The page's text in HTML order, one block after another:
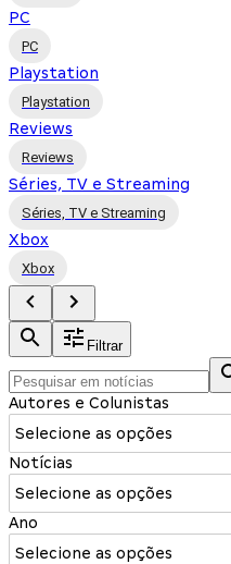
PC
PC
Playstation
Playstation
Reviews
Reviews
Séries, TV e Streaming
Séries, TV e Streaming
Xbox
Xbox
Filtrar
Autores e Colunistas
Selecione as opções
Notícias
Selecione as opções
Ano
Selecione as opções